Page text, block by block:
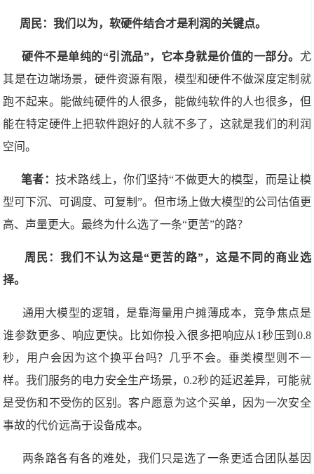
周民：我们以为，软硬件结合才是利润的关键点。
硬件不是单纯的“引流品”，它本身就是价值的一部分。 尤
其是在边端场景，硬件资源有限，模型和硬件不做深度定制就
跑不起来。能做纯硬件的人很多，能做纯软件的人也很多，但
能在特定硬件上把软件跑好的人就不多了，这就是我们的利润
空间。
笔者： 技术路线上，你们坚持“不做更大的模型，而是让模
型可下沉、可调度、可复制”。但市场上做大模型的公司估值更
高、声量更大。最终为什么选了一条“更苦”的路？
周民：我们不认为这是“更苦的路”，这是不同的商业选
择。
通用大模型的逻辑，是靠海量用户摊薄成本，竞争焦点是
谁参数更多、响应更快。比如你投入很多把响应从1秒压到0.8
秒，用户会因为这个换平台吗？几乎不会。垂类模型则不一
样。我们服务的电力安全生产场景，0.2秒的延迟差异，可能就
是受伤和不受伤的区别。客户愿意为这个买单，因为一次安全
事故的代价远高于设备成本。
两条路各有各的难处，我们只是选了一条更适合团队基因